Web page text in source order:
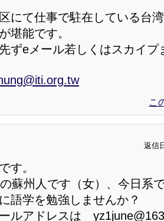
にて仕事で駐在している台
堪能です。
ずeメール若しくはスカイプ
こ
返信
す。
蘇州人です（女）、今日系
語学を勉強しませんか？
ルアドレスは